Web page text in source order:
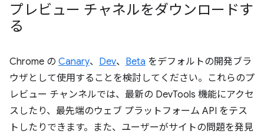
プレビュー チャネルをダウンロードす
る
Chrome の Canary、 Dev、 Beta をデフォルトの開発ブラ
ウザとして使用することを検討してください。これらのプ
レビュー チャンネルでは、最新の DevTools 機能にアクセ
スしたり、最先端のウェブ プラットフォーム API をテス
トしたりできます。また、ユーザーがサイトの問題を発見